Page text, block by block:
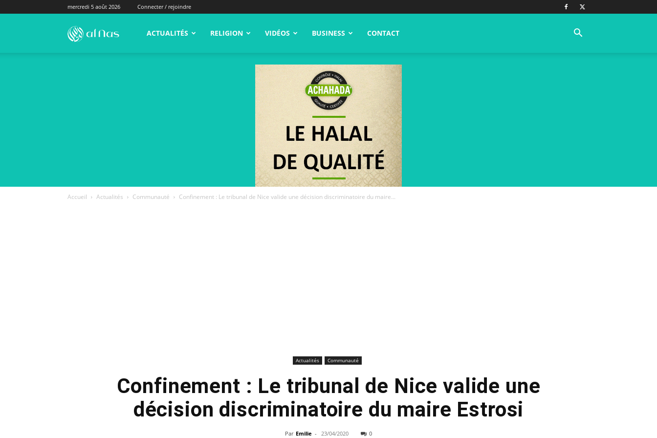
mercredi 5 août 2026 Connecter / rejoindre
alNas.fr ACTUALITÉS RELIGION VIDÉOS BUSINESS CONTACT
Accueil Actualités Communauté Confinement : Le tribunal de Nice valide une décision discriminatoire du maire...
Actualités Communauté
Confinement : Le tribunal de Nice valide une
décision discriminatoire du maire Estrosi
Par Emilie - 23/04/2020 0